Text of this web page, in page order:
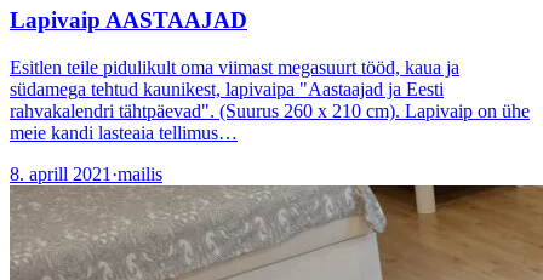
Lapivaip AASTAAJAD
Esitlen teile pidulikult oma viimast megasuurt tööd, kaua ja
südamega tehtud kaunikest, lapivaipa "Aastaajad ja Eesti
rahvakalendri tähtpäevad". (Suurus 260 x 210 cm). Lapivaip on ühe
meie kandi lasteaia tellimus…
8. aprill 2021 ·mailis